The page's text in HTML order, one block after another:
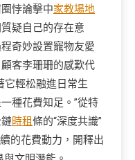
悖論擊中家教場地
疑自己的存在意
奇妙設置寵物友愛
客李珊珊的感歎代
它輕松融進日常生
種花費知足。”從特
時租條的“深度共識”
的花費動力，開釋出